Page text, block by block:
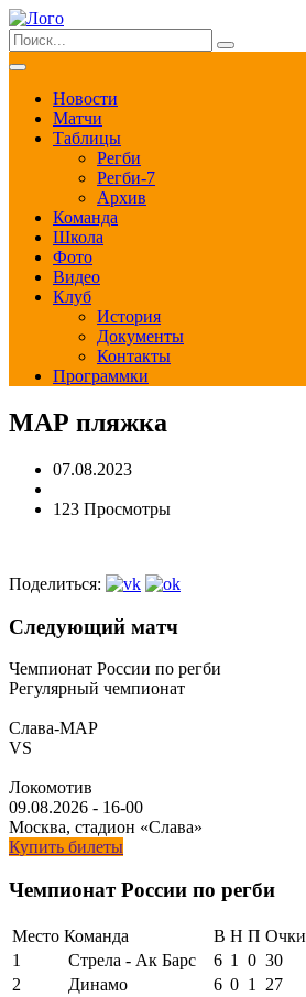
Новости
Матчи
Таблицы
Регби
Регби-7
Архив
Команда
Школа
Фото
Видео
Клуб
История
Документы
Контакты
Программки
МАР пляжка
07.08.2023
123 Просмотры
Поделиться:
Следующий матч
Чемпионат России по регби
Регулярный чемпионат
Слава-МАР
VS
Локомотив
09.08.2026 - 16-00
Москва, стадион «Слава»
Купить билеты
Чемпионат России по регби
Место Команда В Н П Очки
1
Стрела - Ак Барс 6 1 0 30
2
Динамо 6 0 1
27